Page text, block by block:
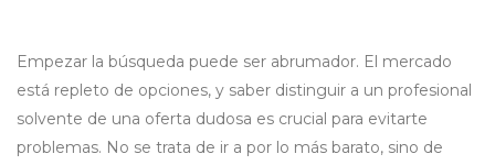
Empezar la búsqueda puede ser abrumador. El mercado
está repleto de opciones, y saber distinguir a un profesional
solvente de una oferta dudosa es crucial para evitarte
problemas. No se trata de ir a por lo más barato, sino de